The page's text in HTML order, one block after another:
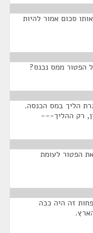
שקל ואותו סכום אמור להיות
הפטור ממס נכנס?
הליך במס הכנסה.
רק ההליך---
הפטור לעומת
זה היה ככה